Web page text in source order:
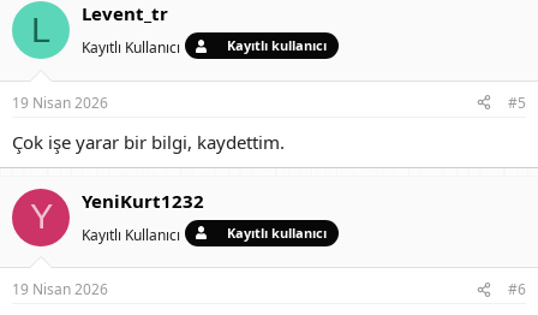
L Levent_tr
Kayıtlı Kullanıcı Kayıtlı kullanıcı
19 Nisan 2026 #5
Çok işe yarar bir bilgi, kaydettim.
Y YeniKurt1232
Kayıtlı Kullanıcı Kayıtlı kullanıcı
19 Nisan 2026 #6